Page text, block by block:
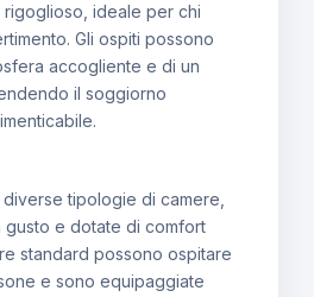
rigoglioso, ideale per chi
Gli ospiti possono
accogliente e di un
il soggiorno
tipologie di camere,
gusto e dotate di comfort
standard possono ospitare
e sono equipaggiate